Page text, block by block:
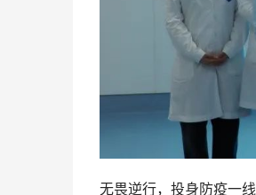
无畏逆行，投身防疫一线